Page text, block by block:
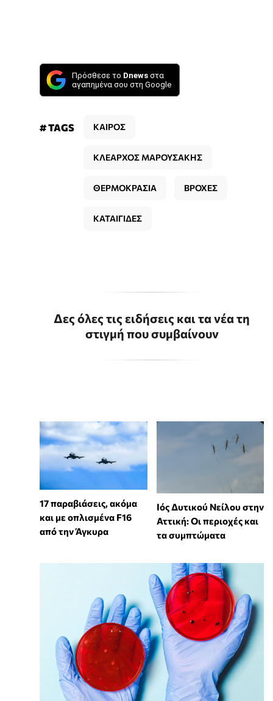
Πρόσθεσε το Dnews στα
αγαπημένα σου στη Google
# TAGS ΚΑΙΡΟΣ
ΚΛΕΑΡΧΟΣ ΜΑΡΟΥΣΑΚΗΣ
ΘΕΡΜΟΚΡΑΣΙΑ ΒΡΟΧΕΣ
ΚΑΤΑΙΓΙΔΕΣ
Δες όλες τις ειδήσεις και τα νέα τη
στιγμή που συμβαίνουν
17 παραβιάσεις, ακόμα
και με οπλισμένα F16
από την Άγκυρα
Ιός Δυτικού Νείλου στην
Αττική: Οι περιοχές και
τα συμπτώματα